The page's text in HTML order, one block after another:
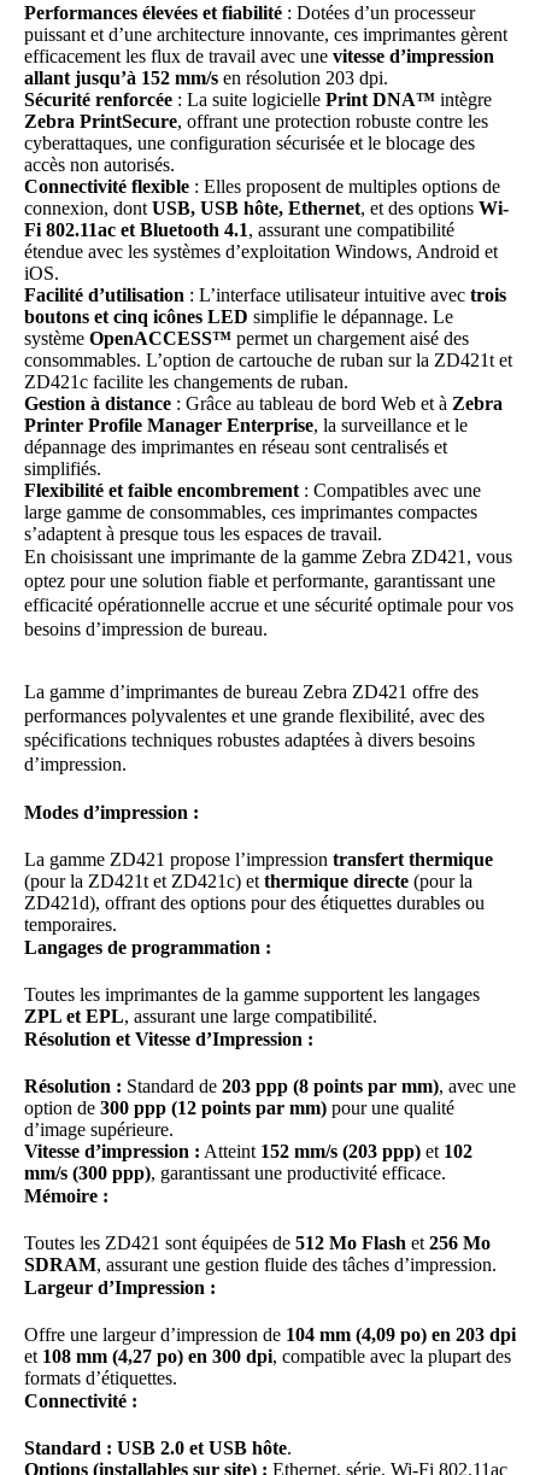
Performances élevées et fiabilité : Dotées d’un processeur
puissant et d’une architecture innovante, ces imprimantes gèrent
efficacement les flux de travail avec une vitesse d’impression
allant jusqu’à 152 mm/s en résolution 203 dpi.
Sécurité renforcée : La suite logicielle Print DNA™ intègre
Zebra PrintSecure, offrant une protection robuste contre les
cyberattaques, une configuration sécurisée et le blocage des
accès non autorisés.
Connectivité flexible : Elles proposent de multiples options de
connexion, dont USB, USB hôte, Ethernet, et des options Wi-
Fi 802.11ac et Bluetooth 4.1, assurant une compatibilité
étendue avec les systèmes d’exploitation Windows, Android et
iOS.
Facilité d’utilisation : L’interface utilisateur intuitive avec trois
boutons et cinq icônes LED simplifie le dépannage. Le
système OpenACCESS™ permet un chargement aisé des
consommables. L’option de cartouche de ruban sur la ZD421t et
ZD421c facilite les changements de ruban.
Gestion à distance : Grâce au tableau de bord Web et à Zebra
Printer Profile Manager Enterprise, la surveillance et le
dépannage des imprimantes en réseau sont centralisés et
simplifiés.
Flexibilité et faible encombrement : Compatibles avec une
large gamme de consommables, ces imprimantes compactes
s’adaptent à presque tous les espaces de travail.
En choisissant une imprimante de la gamme Zebra ZD421, vous
optez pour une solution fiable et performante, garantissant une
efficacité opérationnelle accrue et une sécurité optimale pour vos
besoins d’impression de bureau.
La gamme d’imprimantes de bureau Zebra ZD421 offre des
performances polyvalentes et une grande flexibilité, avec des
spécifications techniques robustes adaptées à divers besoins
d’impression.
Modes d’impression :
La gamme ZD421 propose l’impression transfert thermique
(pour la ZD421t et ZD421c) et thermique directe (pour la
ZD421d), offrant des options pour des étiquettes durables ou
temporaires.
Langages de programmation :
Toutes les imprimantes de la gamme supportent les langages
ZPL et EPL, assurant une large compatibilité.
Résolution et Vitesse d’Impression :
Résolution : Standard de 203 ppp (8 points par mm), avec une
option de 300 ppp (12 points par mm) pour une qualité
d’image supérieure.
Vitesse d’impression : Atteint 152 mm/s (203 ppp) et 102
mm/s (300 ppp), garantissant une productivité efficace.
Mémoire :
Toutes les ZD421 sont équipées de 512 Mo Flash et 256 Mo
SDRAM, assurant une gestion fluide des tâches d’impression.
Largeur d’Impression :
Offre une largeur d’impression de 104 mm (4,09 po) en 203 dpi
et 108 mm (4,27 po) en 300 dpi, compatible avec la plupart des
formats d’étiquettes.
Connectivité :
Standard : USB 2.0 et USB hôte.
Options (installables sur site) : Ethernet, série, Wi-Fi 802.11ac